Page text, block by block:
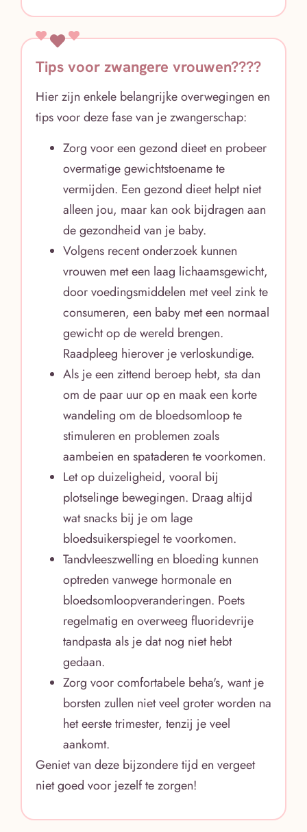
Tips voor zwangere vrouwen????
Hier zijn enkele belangrijke overwegingen en
tips voor deze fase van je zwangerschap:
Zorg voor een gezond dieet en probeer
overmatige gewichtstoename te
vermijden. Een gezond dieet helpt niet
alleen jou, maar kan ook bijdragen aan
de gezondheid van je baby.
Volgens recent onderzoek kunnen
vrouwen met een laag lichaamsgewicht,
door voedingsmiddelen met veel zink te
consumeren, een baby met een normaal
gewicht op de wereld brengen.
Raadpleeg hierover je verloskundige.
Als je een zittend beroep hebt, sta dan
om de paar uur op en maak een korte
wandeling om de bloedsomloop te
stimuleren en problemen zoals
aambeien en spataderen te voorkomen.
Let op duizeligheid, vooral bij
plotselinge bewegingen. Draag altijd
wat snacks bij je om lage
bloedsuikerspiegel te voorkomen.
Tandvleeszwelling en bloeding kunnen
optreden vanwege hormonale en
bloedsomloopveranderingen. Poets
regelmatig en overweeg fluoridevrije
tandpasta als je dat nog niet hebt
gedaan.
Zorg voor comfortabele beha's, want je
borsten zullen niet veel groter worden na
het eerste trimester, tenzij je veel
aankomt.
Geniet van deze bijzondere tijd en vergeet
niet goed voor jezelf te zorgen!